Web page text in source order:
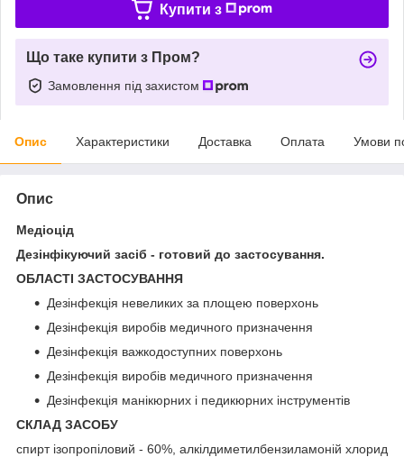
Купити з
Що таке купити з Пром?
Замовлення під захистом
Опис Характеристики Доставка Оплата Умови
Опис
Медіоцід
Дезінфікуючий засіб - готовий до застосування.
ОБЛАСТІ ЗАСТОСУВАННЯ
Дезінфекція невеликих за площею поверхонь
Дезінфекція виробів медичного призначення
Дезінфекція важкодоступних поверхонь
Дезінфекція виробів медичного призначення
Дезінфекція манікюрних і педикюрних інструментів
СКЛАД ЗАСОБУ
спирт ізопропіловий - 60%, алкілдиметилбензиламоній хлорид